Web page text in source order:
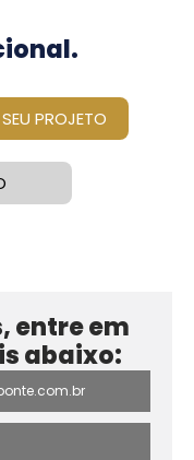
PROJETO
entre em
abaixo: